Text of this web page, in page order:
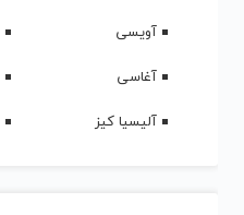
آویسی
آغاسی
آلیسیا کیز